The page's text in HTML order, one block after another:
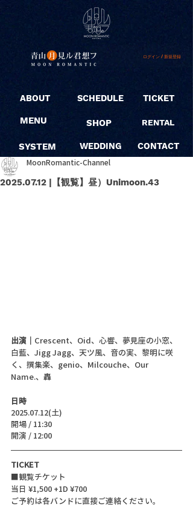
ログイン / 新規登録
ABOUT
MENU
SYSTEM
SCHEDULE
SHOP
WEDDING
TICKET
RENTAL
CONTACT
2025.07.12 |【観覧】昼）Unimoon.43
MoonRomantic-Channel
出演｜ Crescent、Oid、心響、夢見座の小窓、
白藍、Jigg Jagg、天ツ風、音の実、黎明に咲
く、撰集楽、genio、Milcouche、Our
Name.、轟
日時
2025.07.12(土)
開場 / 11:30
開演 / 12:00
TICKET
■観覧チケット
当日 ¥1,500 +1D ¥700
ご予約は各バンドに直接ご連絡ください。